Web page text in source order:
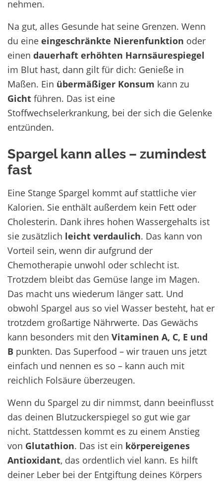
nehmen.
Na gut, alles Gesunde hat seine Grenzen. Wenn
du eine eingeschränkte Nierenfunktion oder
einen dauerhaft erhöhten Harnsäurespiegel
im Blut hast, dann gilt für dich: Genieße in
Maßen. Ein übermäßiger Konsum kann zu
Gicht führen. Das ist eine
Stoffwechselerkrankung, bei der sich die Gelenke
entzünden.
Spargel kann alles – zumindest
fast
Eine Stange Spargel kommt auf stattliche vier
Kalorien. Sie enthält außerdem kein Fett oder
Cholesterin. Dank ihres hohen Wassergehalts ist
sie zusätzlich leicht verdaulich. Das kann von
Vorteil sein, wenn dir aufgrund der
Chemotherapie unwohl oder schlecht ist.
Trotzdem bleibt das Gemüse lange im Magen.
Das macht uns wiederum länger satt. Und
obwohl Spargel aus so viel Wasser besteht, hat er
trotzdem großartige Nährwerte. Das Gewächs
kann besonders mit den Vitaminen A, C, E und
B punkten. Das Superfood – wir trauen uns jetzt
einfach und nennen es so – kann auch mit
reichlich Folsäure überzeugen.
Wenn du Spargel zu dir nimmst, dann beeinflusst
das deinen Blutzuckerspiegel so gut wie gar
nicht. Stattdessen kommt es zu einem Anstieg
von Glutathion. Das ist ein körpereigenes
Antioxidant, das ordentlich viel kann. Es hilft
deiner Leber bei der Entgiftung deines Körpers